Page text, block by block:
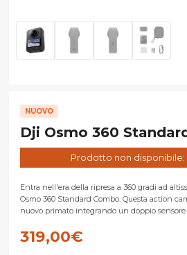
NUOVO
Dji Osmo 360
Prodotto non
Entra nell'era della ripresa a 360 gradi ad
Osmo 360 Standard Combo. Questa action
nuovo primato integrando un doppio sensore
319,00€